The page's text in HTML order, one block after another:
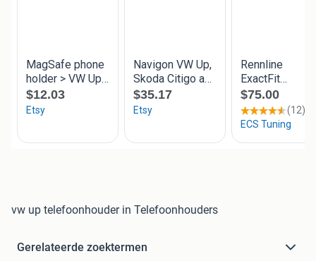
vw up telefoonhouder in Telefoonhouders
Gerelateerde zoektermen